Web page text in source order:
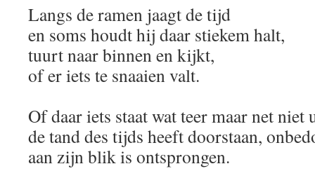
Langs de ramen jaagt de tijd
en soms houdt hij daar stiekem halt,
tuurt naar binnen en kijkt,
of er iets te snaaien valt.
Of daar iets staat wat teer maar net niet
de tand des tijds heeft doorstaan,
aan zijn blik is ontsprongen.